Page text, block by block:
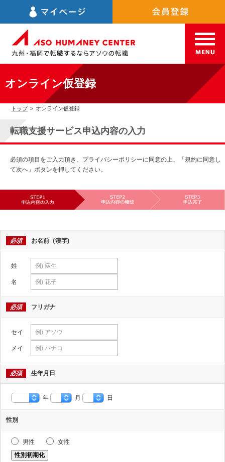
オンライン仮登録
トップ > オンライン仮登録
転職支援サービス申込内容の入力
必須の項目をご入力頂き、プライバシーポリシーに同意の上、「規約に同意し
て次へ」ボタンを押してください。
必須 お名前（漢字)
姓
名
必須 フリガナ
セイ
メイ
必須 生年月日
年 月 日
性別
男性
女性
性別初期化